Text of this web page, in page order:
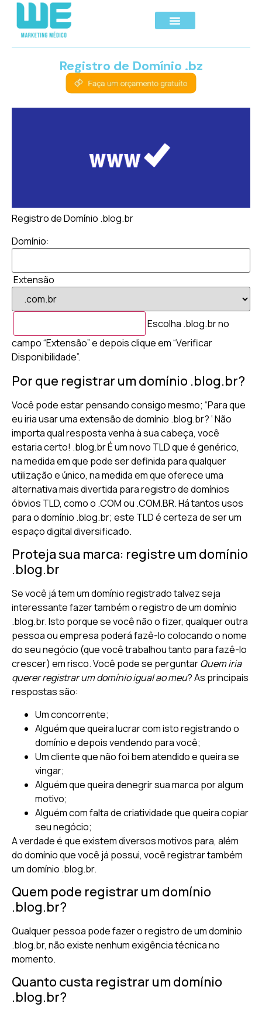
Registro de Domínio .bz
Registro de Domínio .blog.br
Domínio:
Extensão
Escolha .blog.br no
campo “Extensão” e depois clique em “Verificar
Disponibilidade”.
Por que registrar um domínio .blog.br?
Você pode estar pensando consigo mesmo; “Para que
eu iria usar uma extensão de domínio .blog.br? ‘ Não
importa qual resposta venha à sua cabeça, você
estaria certo! .blog.br É um novo TLD que é genérico,
na medida em que pode ser definida para qualquer
utilização e único, na medida em que oferece uma
alternativa mais divertida para registro de domínios
óbvios TLD, como o .COM ou .COM.BR. Há tantos usos
para o domínio .blog.br; este TLD é certeza de ser um
espaço digital diversificado.
Proteja sua marca: registre um domínio
.blog.br
Se você já tem um domínio registrado talvez seja
interessante fazer também o registro de um domínio
.blog.br. Isto porque se você não o fizer, qualquer outra
pessoa ou empresa poderá fazê-lo colocando o nome
do seu negócio (que você trabalhou tanto para fazê-lo
crescer) em risco. Você pode se perguntarQuem iria
querer registrar um domínio igual ao meu? As principais
respostas são:
Um concorrente;
Alguém que queira lucrar com isto registrando o
domínio e depois vendendo para você;
Um cliente que não foi bem atendido e queira se
vingar;
Alguém que queira denegrir sua marca por algum
motivo;
Alguém com falta de criatividade que queira copiar
seu negócio;
A verdade é que existem diversos motivos para, além
do domínio que você já possui, você registrar também
um domínio .blog.br.
Quem pode registrar um domínio
.blog.br?
Qualquer pessoa pode fazer o registro de um domínio
.blog.br, não existe nenhum exigência técnica no
momento.
Quanto custa registrar um domínio
.blog.br?